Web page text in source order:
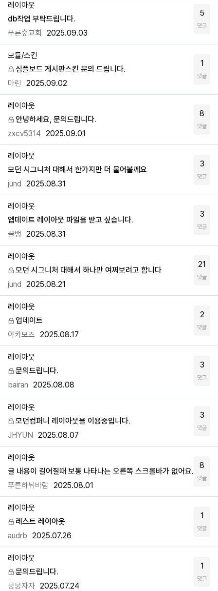
레이아웃
db작업 부탁드립니다.
푸른숲교회
2025.09.03
5
댓글
모듈/스킨
심플보드 게시판스킨 문의 드립니다.
마린
2025.09.02
1
댓글
레이아웃
안녕하세요, 문의드립니다.
zxcv5314 2025.09.01
8
댓글
레이아웃
모던 시그니처 대해서 한가지만 더 물어볼께요
jund 2025.08.31
3
댓글
레이아웃
엡데이트 레이아웃 파일을 받고 싶습니다.
골뱅 2025.08.31
3
댓글
레이아웃
모던 시그니처 대해서 하나만 여쩌보려고 합니다
jund 2025.08.21
21
댓글
레이아웃
업데이트
야카모즈 2025.08.17
2
댓글
레이아웃
문의드립니다.
bairan 2025.08.08
3
댓글
레이아웃
모던컴퍼니 레이아웃을 이용중입니다.
JHYUN 2025.08.07
3
댓글
레이아웃
글 내용이 길어질때 보통 나타나는 오른쪽 스크롤바가 없어요.
푸른하뉘바람 2025.08.01
8
댓글
레이아웃
레스트 레이아웃
audrb 2025.07.26
1
댓글
레이아웃
문의드립니다.
뭉뭉자자 2025.07.24
1
댓글